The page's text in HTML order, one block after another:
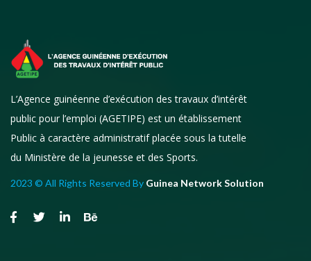
L’Agence guinéenne d’exécution des travaux d’intérêt
public pour l’emploi (AGETIPE) est un établissement
Public à caractère administratif placée sous la tutelle
du Ministère de la jeunesse et des Sports.
2023 © All Rights Reserved By Guinea Network Solution